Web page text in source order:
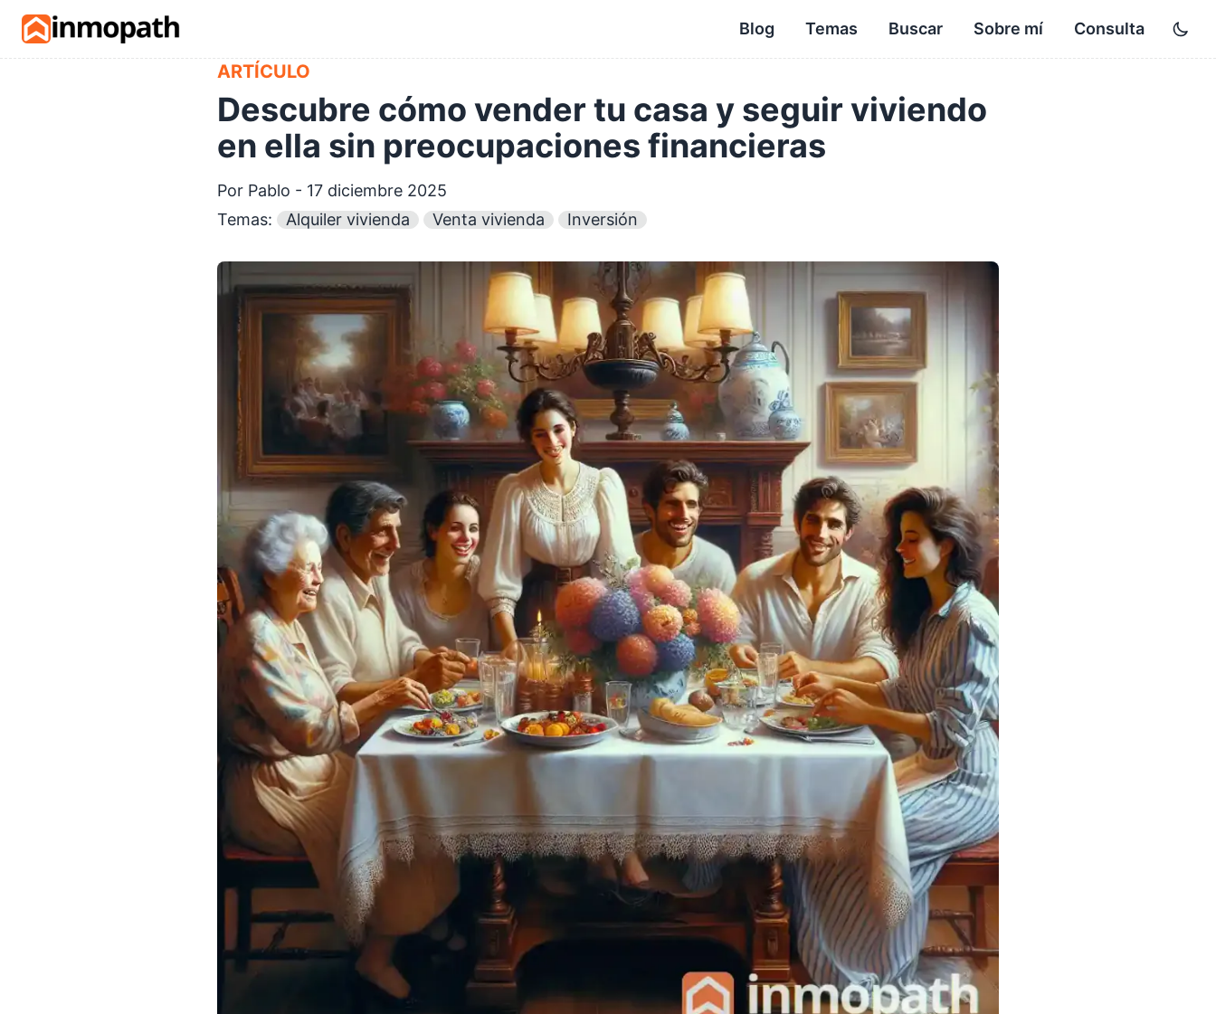
Skip to main content
Blog Temas Buscar Sobre mí Consulta
ARTÍCULO
Descubre cómo vender tu casa y seguir viviendo
en ella sin preocupaciones financieras
Por Pablo - 17 diciembre 2025
Temas:
Alquiler vivienda Venta vivienda Inversión